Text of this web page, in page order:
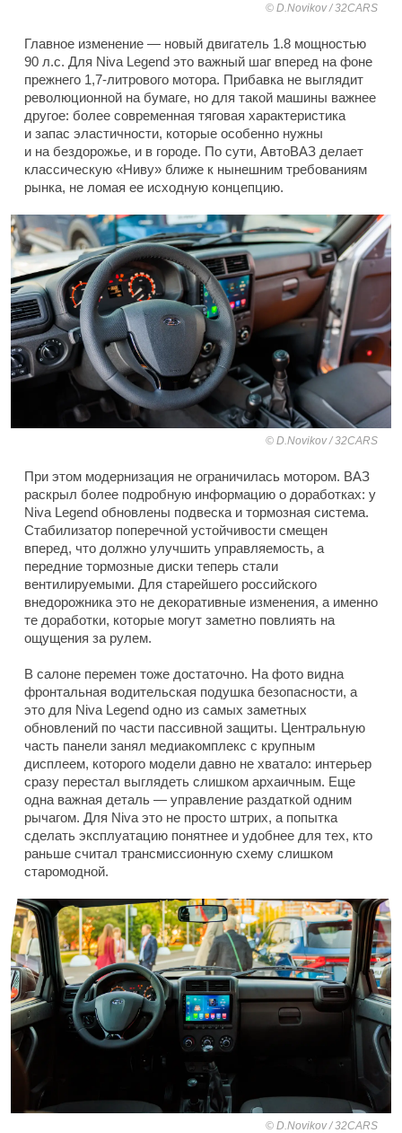
D.Novikov / 32CARS
Главное изменение — новый двигатель 1.8 мощностью
90 л.с. Для Niva Legend это важный шаг вперед на фоне
прежнего 1,7-литрового мотора. Прибавка не выглядит
революционной на бумаге, но для такой машины важнее
другое: более современная тяговая характеристика
и запас эластичности, которые особенно нужны
и на бездорожье, и в городе. По сути, АвтоВАЗ делает
классическую «Ниву» ближе к нынешним требованиям
рынка, не ломая ее исходную концепцию.
D.Novikov / 32CARS
При этом модернизация не ограничилась мотором. ВАЗ
раскрыл более подробную информацию о доработках: у
Niva Legend обновлены подвеска и тормозная система.
Стабилизатор поперечной устойчивости смещен
вперед, что должно улучшить управляемость, а
передние тормозные диски теперь стали
вентилируемыми. Для старейшего российского
внедорожника это не декоративные изменения, а именно
те доработки, которые могут заметно повлиять на
ощущения за рулем.
В салоне перемен тоже достаточно. На фото видна
фронтальная водительская подушка безопасности, а
это для Niva Legend одно из самых заметных
обновлений по части пассивной защиты. Центральную
часть панели занял медиакомплекс с крупным
дисплеем, которого модели давно не хватало: интерьер
сразу перестал выглядеть слишком архаичным. Еще
одна важная деталь — управление раздаткой одним
рычагом. Для Niva это не просто штрих, а попытка
сделать эксплуатацию понятнее и удобнее для тех, кто
раньше считал трансмиссионную схему слишком
старомодной.
D.Novikov / 32CARS